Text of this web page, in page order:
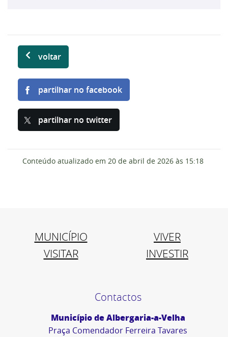
voltar
partilhar no facebook
partilhar no twitter
Conteúdo atualizado em 20 de abril de 2026 às 15:18
MUNICÍPIO
VIVER
VISITAR
INVESTIR
Contactos
Município de Albergaria-a-Velha
Praça Comendador Ferreira Tavares